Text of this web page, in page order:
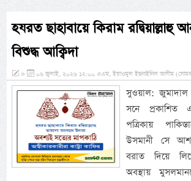
হযরত ছাহাবায়ে কিরাম রদ্বিয়াল্লাহু
বিশুদ্ধ আক্বিদা
» ০৬ জুলাই, ২০২৬ ১২:০০ এএম, ইয়াওমুল ইছনাইনিল আযীম
সুওয়াল:
সনে প্রকাশিত
পত্রিকায়
উসমানী সে
বরাত দিয়ে
অবস্থায়